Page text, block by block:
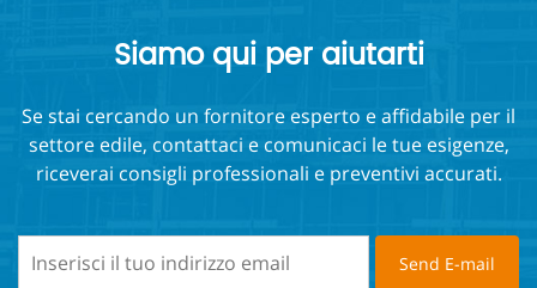
Siamo qui per aiutarti
Se stai cercando un fornitore esperto e affidabile per il
settore edile, contattaci e comunicaci le tue esigenze,
riceverai consigli professionali e preventivi accurati.